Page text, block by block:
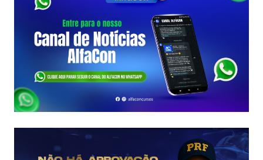
A
FCC
É
ASSINADO
E
EDITAL
SALÁRIOS